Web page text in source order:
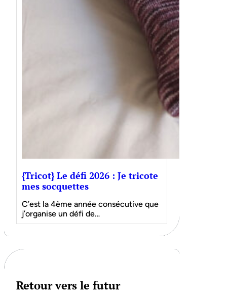
{Tricot} Le défi 2026 : Je tricote
mes socquettes
C’est la 4ème année consécutive que
j’organise un défi de…
Retour vers le futur